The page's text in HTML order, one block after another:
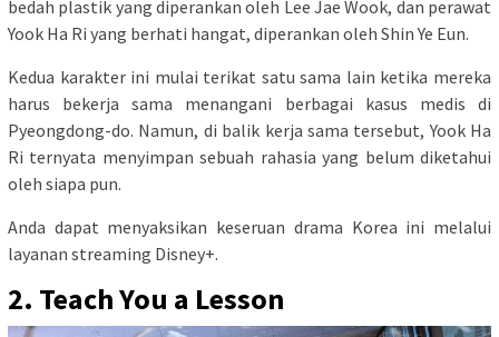
bedah plastik yang diperankan oleh Lee Jae Wook, dan perawat
Yook Ha Ri yang berhati hangat, diperankan oleh Shin Ye Eun.
Kedua karakter ini mulai terikat satu sama lain ketika mereka
harus bekerja sama menangani berbagai kasus medis di
Pyeongdong-do. Namun, di balik kerja sama tersebut, Yook Ha
Ri ternyata menyimpan sebuah rahasia yang belum diketahui
oleh siapa pun.
Anda dapat menyaksikan keseruan drama Korea ini melalui
layanan streaming Disney+.
2. Teach You a Lesson